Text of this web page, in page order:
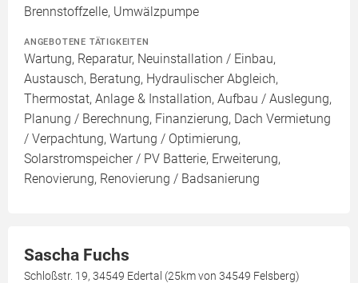
Brennstoffzelle, Umwälzpumpe
ANGEBOTENE TÄTIGKEITEN
Wartung, Reparatur, Neuinstallation / Einbau,
Austausch, Beratung, Hydraulischer Abgleich,
Thermostat, Anlage & Installation, Aufbau / Auslegung,
Planung / Berechnung, Finanzierung, Dach Vermietung
/ Verpachtung, Wartung / Optimierung,
Solarstromspeicher / PV Batterie, Erweiterung,
Renovierung, Renovierung / Badsanierung
Sascha Fuchs
Schloßstr. 19, 34549 Edertal (25km von 34549 Felsberg)